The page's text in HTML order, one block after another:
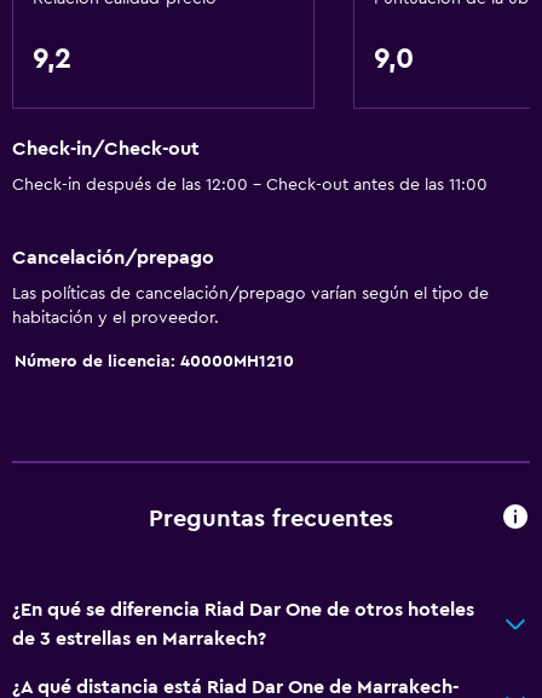
Accesibilidad y adecuación
Mascotas permitidas bajo consulta (pueden aplicar cargos
Jardín
Servicios de lavandería/tintorería
Bar/lounge
9,2 9,0
Check-in/Check-out
Check-in después de las 12:00 - Check-out antes de las 11:00
Cancelación/prepago
Las políticas de cancelación/prepago varían según el tipo de
habitación y el proveedor.
Número de licencia: 40000MH1210
Preguntas frecuentes
¿En qué se diferencia Riad Dar One de otros hoteles
de 3 estrellas en Marrakech?
¿A qué distancia está Riad Dar One de Marrakech-